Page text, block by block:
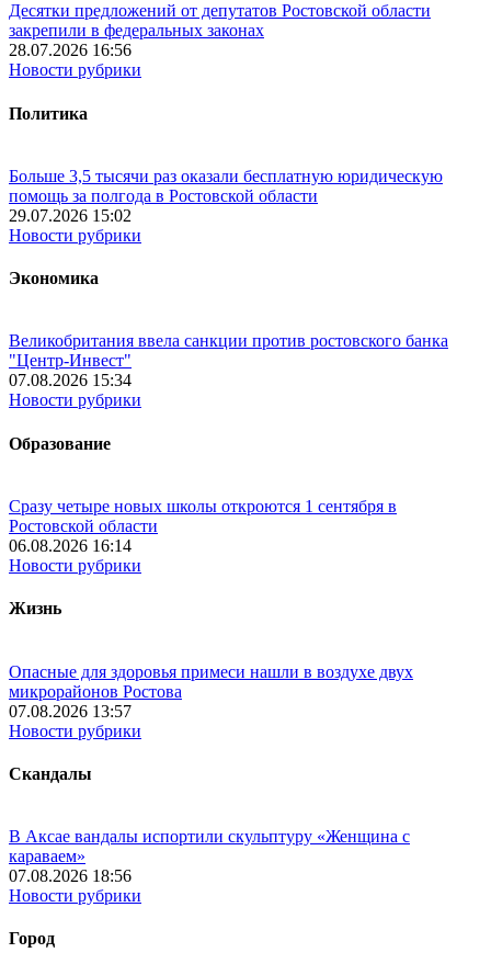
Десятки предложений от депутатов Ростовской области
закрепили в федеральных законах
28.07.2026 16:56
Новости рубрики
Политика
Больше 3,5 тысячи раз оказали бесплатную юридическую
помощь за полгода в Ростовской области
29.07.2026 15:02
Новости рубрики
Экономика
Великобритания ввела санкции против ростовского банка
"Центр-Инвест"
07.08.2026 15:34
Новости рубрики
Образование
Сразу четыре новых школы откроются 1 сентября в
Ростовской области
06.08.2026 16:14
Новости рубрики
Жизнь
Опасные для здоровья примеси нашли в воздухе двух
микрорайонов Ростова
07.08.2026 13:57
Новости рубрики
Скандалы
В Аксае вандалы испортили скульптуру «Женщина с
караваем»
07.08.2026 18:56
Новости рубрики
Город